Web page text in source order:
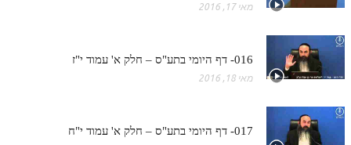
מאי 17, 2016
016- דף היומי בתע"ס – חלק א' עמוד י"ז
מאי 18, 2016
017- דף היומי בתע"ס – חלק א' עמוד י"ח